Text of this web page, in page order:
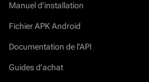
Manuel d'installation
Fichier APK Android
Documentation de l'API
Guides d'achat